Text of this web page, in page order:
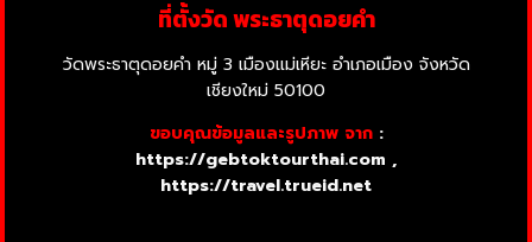
ที่ตั้งวัด พระธาตุดอยคำ
วัดพระธาตุดอยคำ หมู่ 3 เมืองแม่เหียะ อำเภอเมือง จังหวัด
เชียงใหม่ 50100
ขอบคุณข้อมูลและรูปภาพ จาก:
https://gebtoktourthai.com ,
https://travel.trueid.net